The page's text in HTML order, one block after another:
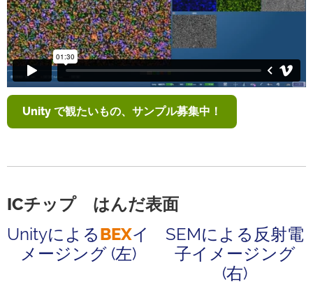
Unity で観たいもの、サンプル募集中！
ICチップ はんだ表面
UnityによるBEXイ
メージング (左)
SEMによる反射電
⼦イメージング
(右)